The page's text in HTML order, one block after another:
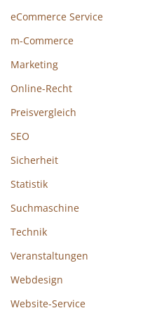
eCommerce Service
m-Commerce
Marketing
Online-Recht
Preisvergleich
SEO
Sicherheit
Statistik
Suchmaschine
Technik
Veranstaltungen
Webdesign
Website-Service